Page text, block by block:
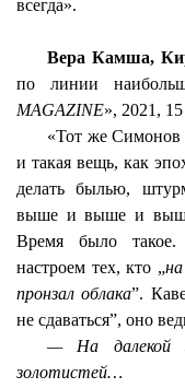
всегда».
Вера Камша,
по линии
MAGAZINE», 2021,
«Тот же Симонов
и такая вещь, как
делать былью,
выше и выше и выше
Время было такое.
настроем тех, кто „
пронзал облака”.
не сдаваться”, оно
— На далекой
золотистей…